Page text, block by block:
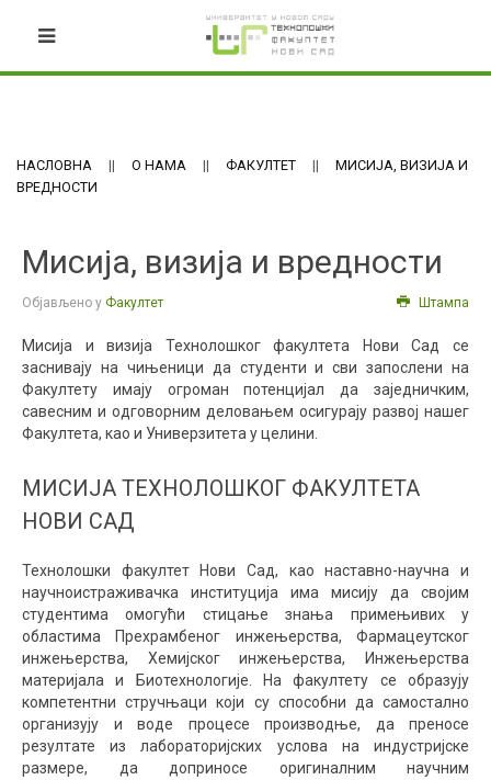
НАСЛОВНА О НАМА ФАКУЛТЕТ
МИСИЈА, ВИЗИЈА И
ВРЕДНОСТИ
Мисија, визија и вредности
Објављено у Факултет Штампа
Мисија и визија Технолошког факултета Нови Сад се
заснивају на чињеници да студенти и сви запослени на
Факултету имају огроман потенцијал да заједничким,
савесним и одговорним деловањем осигурају развој нашег
Факултета, као и Универзитета у целини.
МИСИЈА ТЕХНОЛОШKОГ ФАKУЛТЕТА
НОВИ САД
Технолошки факултет Нови Сад, као наставно-научна и
научноистраживачка институција има мисију да својим
студентима омогући стицање знања примењивих у
областима Прехрамбеног инжењерства, Фармацеутског
инжењерства, Хемијског инжењерства, Инжењерства
материјала и Биотехнологије. На факултету се образују
компетентни стручњаци који су способни да самостално
организују и воде процесе производње, да преносе
резултате из лабораторијских услова на индустријске
размере, да доприносе оригиналним научним